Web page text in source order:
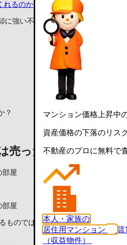
るのか見る
査定・買取相談ができ
に強い不動産会社に査定依頼
？
売ったらいくら？参考
部屋
部屋
ものではなく、LIFULL HOME'Sの
マンション価格上昇中
資産価格の下落のリス
不動産のプロに無料で
本人・家族の
居住用マンション
（収益物件）